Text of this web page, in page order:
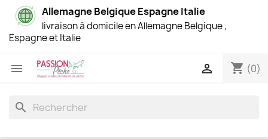
Allemagne Belgique Espagne Italie
livraison à domicile en Allemagne Belgique ,
Espagne et Italie
 shopping_cart (0)

search